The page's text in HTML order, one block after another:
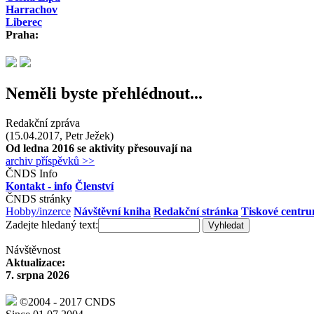
Harrachov
Liberec
Praha:
Neměli byste přehlédnout...
Redakční zpráva
(15.04.2017, Petr Ježek)
Od ledna 2016 se aktivity přesouvají na
archiv příspěvků >>
ČNDS Info
Kontakt - info Členství
ČNDS stránky
Hobby/inzerce Návštěvní kniha Redakční stránka Tiskové
Zadejte hledaný text:
Návštěvnost
Aktualizace:
7. srpna 2026
©2004 - 2017 CNDS